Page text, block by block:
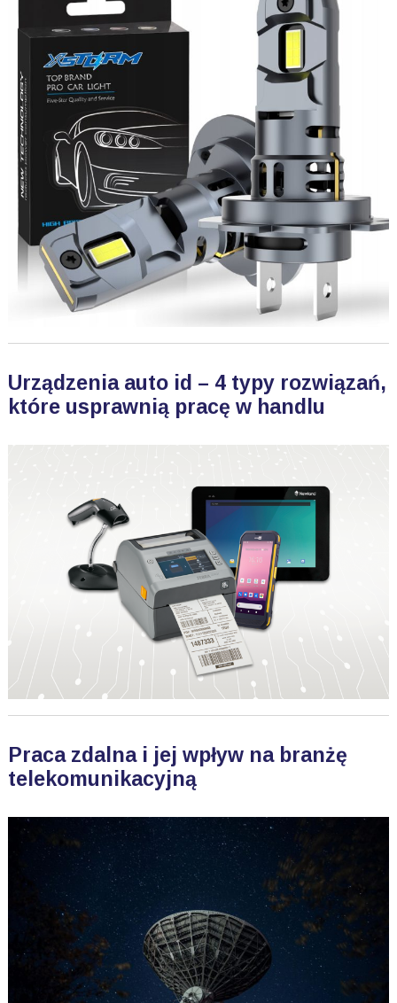
Urządzenia auto id – 4 typy rozwiązań,
które usprawnią pracę w handlu
Praca zdalna i jej wpływ na branżę
telekomunikacyjną